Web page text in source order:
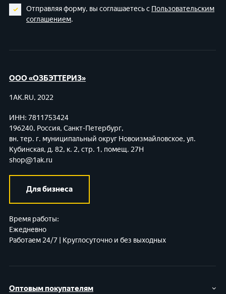
Отправляя форму, вы соглашаетесь с Пользовательским
соглашением.
Оптовым покупателям
ООО «ОЗБЭТТЕРИЗ»
1AK.RU, 2022
ИНН: 7811753424
196240, Россия, Санкт-Петербург,
вн. тер. г. муниципальный округ Новоизмайловское, ул.
Кубинская, д. 82, к. 2, стр. 1, помещ. 27Н
shop@1ak.ru
Для бизнеса
Время работы:
Ежедневно
Работаем 24/7 | Круглосуточно и без выходных